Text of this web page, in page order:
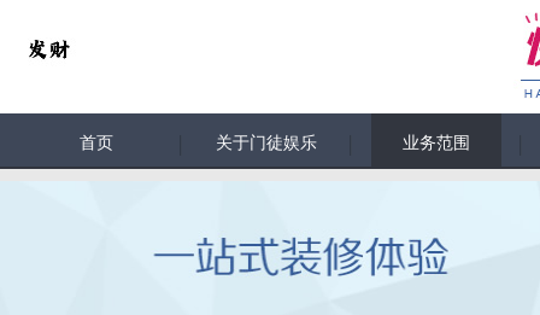
首页 关于门徒娱乐 业务范围